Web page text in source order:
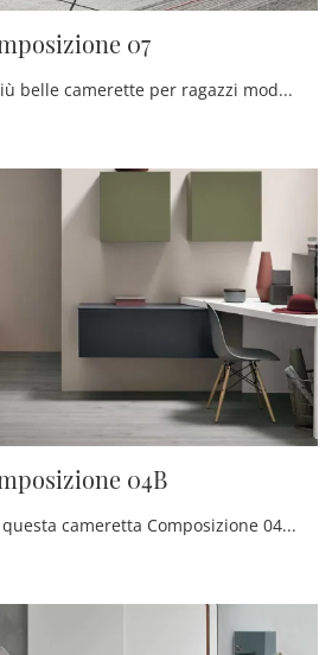
07
Le più belle camerette per ragazzi moderne ti aspettano! Scopri il modello Composizione 07 di Tomasella.
04B
Con questa cameretta Composizione 04B Tomasella, tra le soluzioni componibili, potrai progettare stanze moderne per ragazzi.